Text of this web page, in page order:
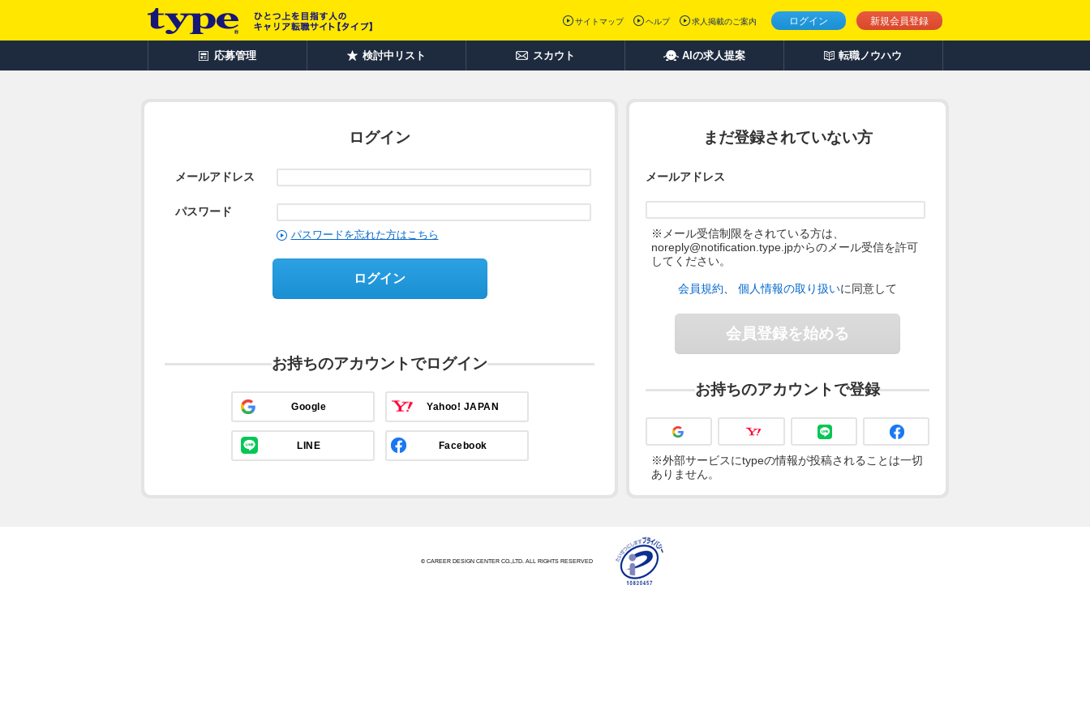
ログイン 新規会員登録
サイトマップ ヘルプ 求人掲載のご案内
応募管理 検討中リスト スカウト AIの求人提案 転職ノウハウ
ログイン
メールアドレス
パスワード
パスワードを忘れた方はこちら
ログイン
お持ちのアカウントでログイン
Google Yahoo! JAPAN
LINE Facebook
まだ登録されていない方
メールアドレス
※メール受信制限をされている方は、
noreply@notification.type.jpからのメール受信を許可
してください。
会員規約 個人情報の取り扱いに同意して
会員登録を始める
お持ちのアカウントで登録
※外部サービスにtypeの情報が投稿されることは一切
ありません。
© CAREER DESIGN CENTER CO.,LTD. ALL RIGHTS RESERVED